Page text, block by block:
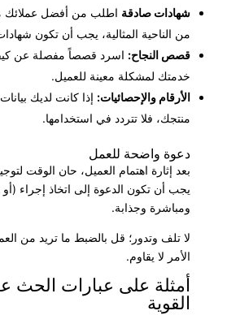
شهادات صادقة اطلب من أفضل عملائك
من الناحية المثالية، يجب أن تكون
قصص النجاح: اسرد قصصاً مفصلة عن
خدمتك لمشكلة معينة للعميل.
الأرقام والإحصائيات: إذا كانت لديك
منتجك، فلا تتردد في استخدامها.
دعوة واضحة للعمل
بعد إثارة اهتمام العميل، حان الوقت
ومباشرة وجذابة.
لا تلف وتدور؛ قل بالضبط ما تريد من
الأمر لا يقاوم.
أمثلة على عبارات الحث
القوية